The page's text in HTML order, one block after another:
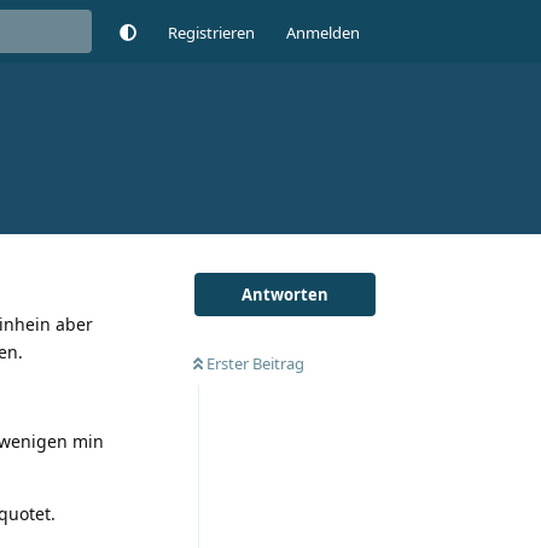
Registrieren Anmelden
Antworten
Erster Beitrag
aber
min